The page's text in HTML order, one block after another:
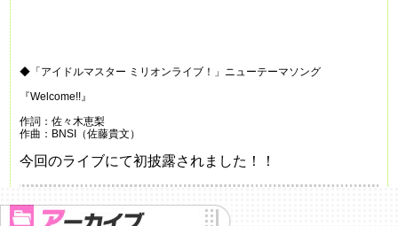
◆「アイドルマスター ミリオンライブ！」ニューテーマソング
『Welcome!!』
作詞：佐々木恵梨
作曲： BNSI （佐藤貴文）
今回のライブにて初披露されました！！